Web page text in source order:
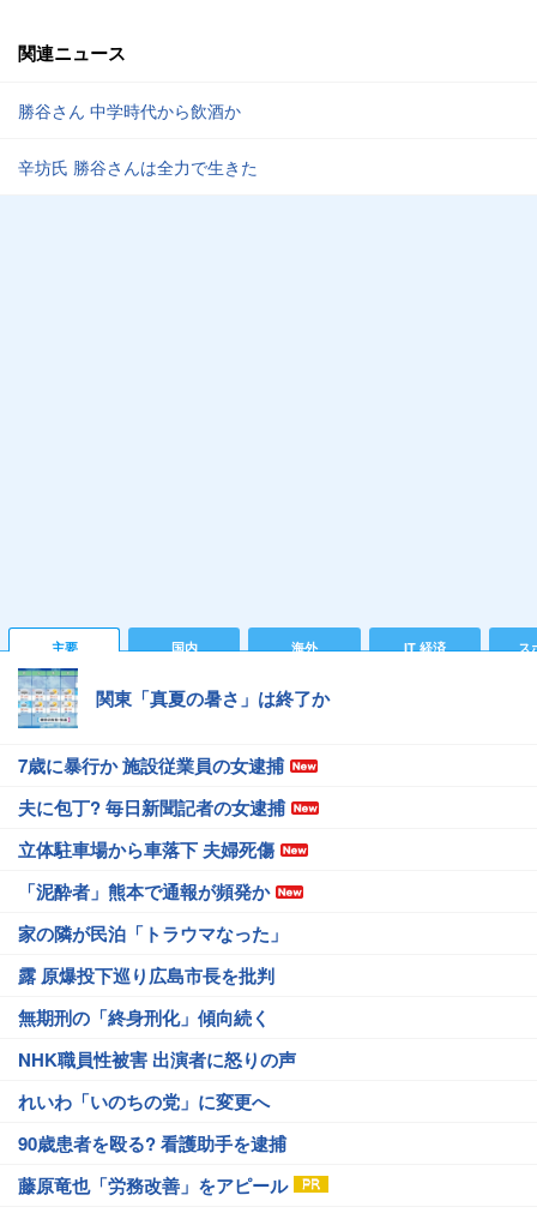
関連ニュース
勝谷さん 中学時代から飲酒か
辛坊氏 勝谷さんは全力で生きた
主要 国内 海外 IT 経済 ス
関東「真夏の暑さ」は終了か
7歳に暴行か 施設従業員の女逮捕
夫に包丁? 毎日新聞記者の女逮捕
立体駐車場から車落下 夫婦死傷
「泥酔者」熊本で通報が頻発か
家の隣が民泊「トラウマなった」
露 原爆投下巡り広島市長を批判
無期刑の「終身刑化」傾向続く
NHK職員性被害 出演者に怒りの声
れいわ「いのちの党」に変更へ
90歳患者を殴る? 看護助手を逮捕
藤原竜也「労務改善」をアピール